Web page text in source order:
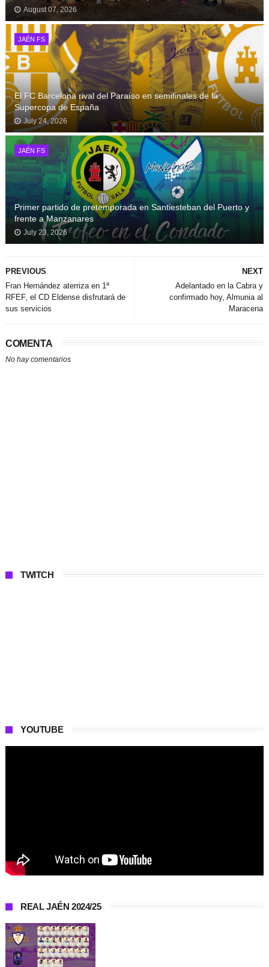
August 07, 2026
JAÉN FS
El FC Barcelona rival del Paraíso en semifinales de la
Supercopa de España
July 24, 2026
JAÉN FS
Primer partido de pretemporada en Santiesteban del Puerto y
frente a Manzanares
July 23, 2026
NEXT
Adelantado en la Cabra y
confirmado hoy, Almunia al
Maracena
PREVIOUS
Fran Hernández aterriza en 1ª
RFEF, el CD Eldense disfrutará de
sus servicios
COMENTA
No hay comentarios
TWITCH
YOUTUBE
REAL JAÉN 2024/25